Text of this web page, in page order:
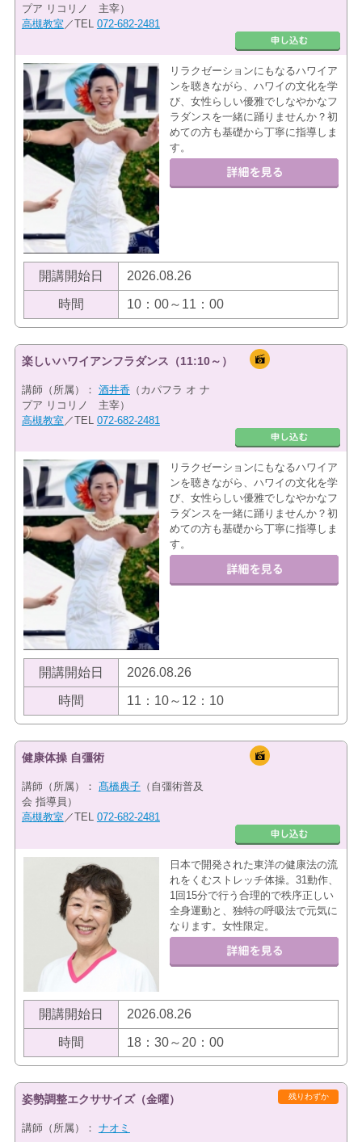
プア リコリノ 主宰）
高槻教室 ／TEL 072-682-2481
リラクゼーションにもなるハワイア
ンを聴きながら、ハワイの文化を学
び、女性らしい優雅でしなやかなフ
ラダンスを一緒に踊りませんか？初
めての方も基礎から丁寧に指導しま
す。
開講開始日 2026.08.26
時間 10：00～11：00
楽しいハワイアンフラダンス（11:10～）
講師（所属）： 酒井香 （カパフラ オ ナ
プア リコリノ 主宰）
高槻教室 ／TEL 072-682-2481
リラクゼーションにもなるハワイア
ンを聴きながら、ハワイの文化を学
び、女性らしい優雅でしなやかなフ
ラダンスを一緒に踊りませんか？初
めての方も基礎から丁寧に指導しま
す。
開講開始日 2026.08.26
時間 11：10～12：10
健康体操 自彊術
講師（所属）： 髙橋典子（自彊術普及
会 指導員）
高槻教室 ／TEL 072-682-2481
日本で開発された東洋の健康法の流
れをくむストレッチ体操。31動作、
1回15分で行う合理的で秩序正しい
全身運動と、独特の呼吸法で元気に
なります。女性限定。
開講開始日 2026.08.26
時間 18：30～20：00
残りわずか
姿勢調整エクササイズ（金曜）
講師（所属）： ナオミ